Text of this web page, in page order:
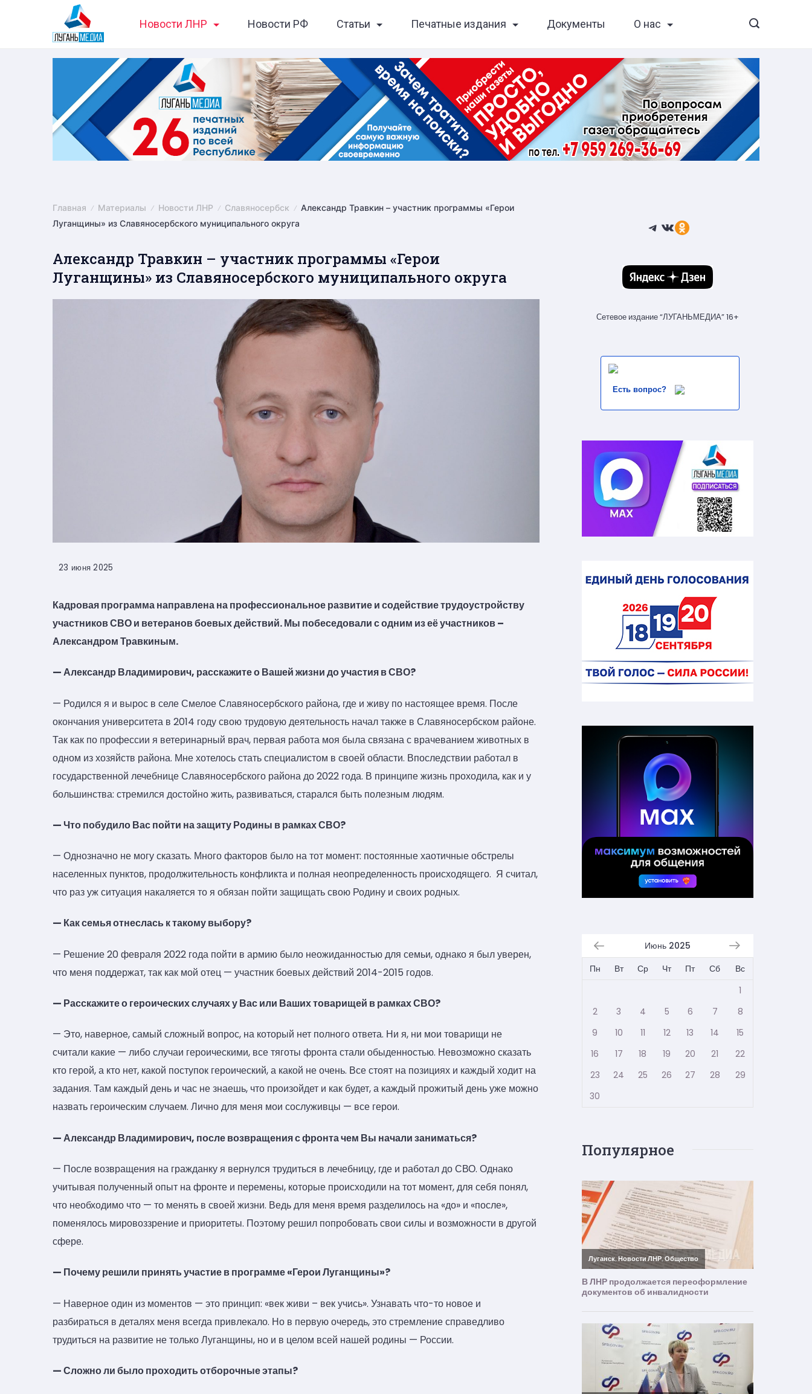
Новости ЛНР Новости РФ Статьи Печатные издания Документы О нас
Главная Материалы Новости ЛНР Славяносербск
Александр Травкин – участник программы «Герои
Луганщины» из Славяносербского муниципального округа
Александр Травкин – участник программы «Герои
Луганщины» из Славяносербского муниципального округа
23 июня 2025
Кадровая программа направлена на профессиональное развитие и содействие трудоустройству
участников СВО и ветеранов боевых действий. Мы побеседовали с одним из её участников –
Александром Травкиным.
— Александр Владимирович, расскажите о Вашей жизни до участия в СВО?
— Родился я и вырос в селе Смелое Славяносербского района, где и живу по настоящее время. После
окончания университета в 2014 году свою трудовую деятельность начал также в Славяносербском районе.
Так как по профессии я ветеринарный врач, первая работа моя была связана с врачеванием животных в
одном из хозяйств района. Мне хотелось стать специалистом в своей области. Впоследствии работал в
государственной лечебнице Славяносербского района до 2022 года. В принципе жизнь проходила, как и у
большинства: стремился достойно жить, развиваться, старался быть полезным людям.
— Что побудило Вас пойти на защиту Родины в рамках СВО?
— Однозначно не могу сказать. Много факторов было на тот момент: постоянные хаотичные обстрелы
населенных пунктов, продолжительность конфликта и полная неопределенность происходящего. Я считал,
что раз уж ситуация накаляется то я обязан пойти защищать свою Родину и своих родных.
— Как семья отнеслась к такому выбору?
— Решение 20 февраля 2022 года пойти в армию было неожиданностью для семьи, однако я был уверен,
что меня поддержат, так как мой отец — участник боевых действий 2014-2015 годов.
— Расскажите о героических случаях у Вас или Ваших товарищей в рамках СВО?
— Это, наверное, самый сложный вопрос, на который нет полного ответа. Ни я, ни мои товарищи не
считали какие — либо случаи героическими, все тяготы фронта стали обыденностью. Невозможно сказать
кто герой, а кто нет, какой поступок героический, а какой не очень. Все стоят на позициях и каждый ходит на
задания. Там каждый день и час не знаешь, что произойдет и как будет, а каждый прожитый день уже можно
назвать героическим случаем. Лично для меня мои сослуживцы — все герои.
— Александр Владимирович, после возвращения с фронта чем Вы начали заниматься?
— После возвращения на гражданку я вернулся трудиться в лечебницу, где и работал до СВО. Однако
учитывая полученный опыт на фронте и перемены, которые происходили на тот момент, для себя понял,
что необходимо что — то менять в своей жизни. Ведь для меня время разделилось на «до» и «после»,
поменялось мировоззрение и приоритеты. Поэтому решил попробовать свои силы и возможности в другой
сфере.
— Почему решили принять участие в программе «Герои Луганщины»?
— Наверное один из моментов — это принцип: «век живи – век учись». Узнавать что-то новое и
разбираться в деталях меня всегда привлекало. Но в первую очередь, это стремление справедливо
трудиться на развитие не только Луганщины, но и в целом всей нашей родины — России.
— Сложно ли было проходить отборочные этапы?
Telegram
ВКонтакте
Ссылка
Сетевое издание “ЛУГАНЬМЕДИА” 16+
Есть вопрос?
Июнь 2025
Пн
Вт Ср Чт Пт Сб
Вс
1
2
3 4 5 6 7
8
9
10 11 12 13 14
15
16
17 18 19 20 21
22
23
24 25 26 27 28
29
30
Популярное